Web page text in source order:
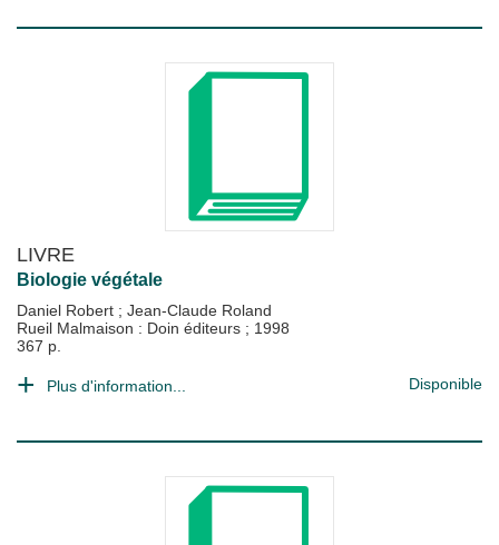
LIVRE
Biologie végétale
Daniel Robert ; Jean-Claude Roland
Rueil Malmaison : Doin éditeurs ; 1998
367 p.
Plus d'information... Disponible